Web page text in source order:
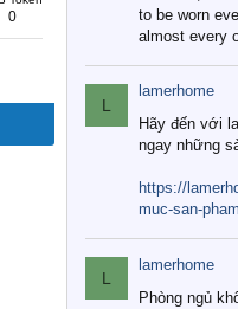
0
to be worn
almost every
L
lamerhome
Hãy đến với
ngay những
https://
muc-san-
L
lamerhome
Phòng ngủ